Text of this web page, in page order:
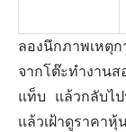
ลองนึกภาพเหตุ
จากโต๊ะทำงาน
แท็บ แล้วกลับไ
แล้วเฝ้าดูราคา